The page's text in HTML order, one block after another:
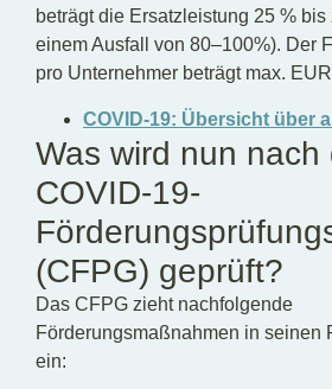
beträgt die Ersatzleistung 25 % bis
einem Ausfall von 80–100%). Der
pro Unternehmer beträgt max.
COVID-19: Übersicht über
Was wird nun nach
COVID-19-
(CFPG) geprüft?
Das CFPG zieht nachfolgende
Förderungsmaßnahmen in seinen
ein: